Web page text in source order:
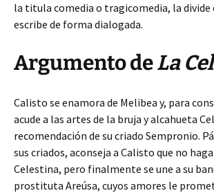
la titula comedia o tragicomedia, la divide
escribe de forma dialogada.
Argumento deLa
Calisto se enamora de Melibea y, para
acude a las artes de la bruja y alcahueta
recomendación de su criado Sempronio.
sus criados, aconseja a Calisto que no
Celestina, pero finalmente se une a su
prostituta Areúsa, cuyos amores le